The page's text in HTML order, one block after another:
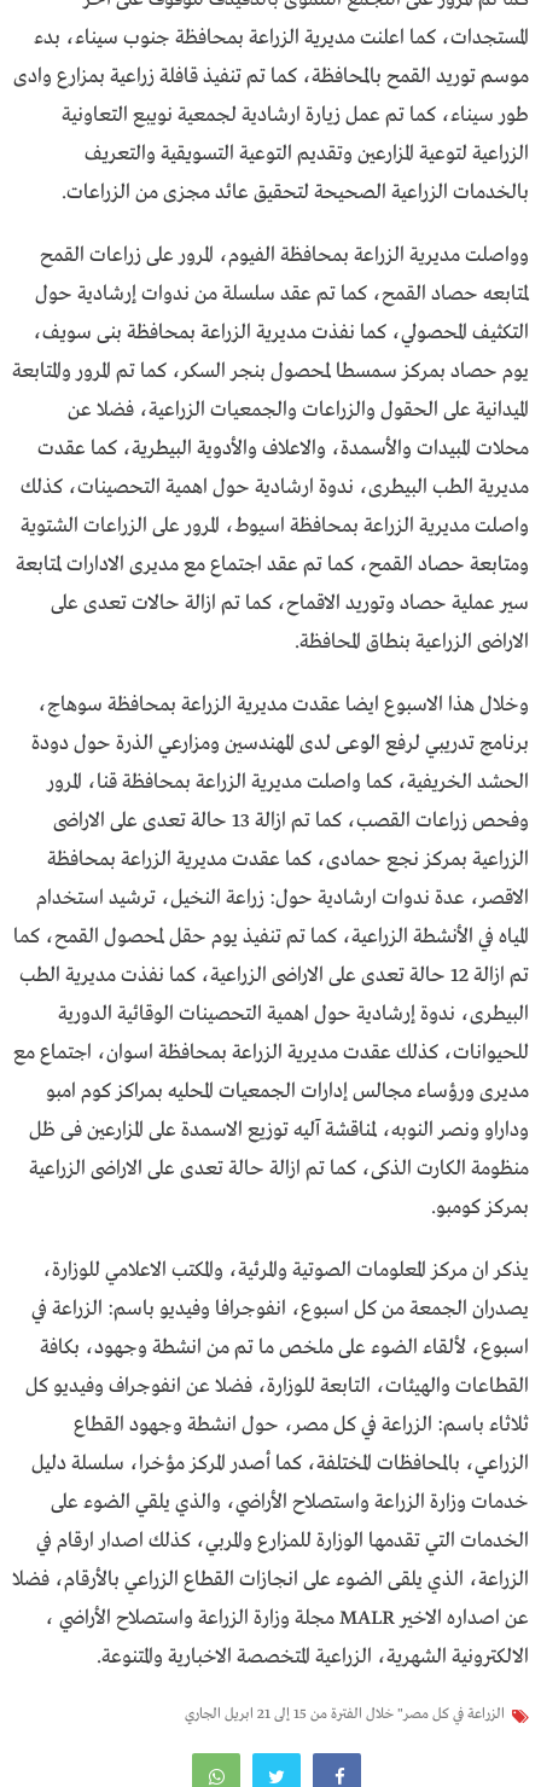
المستجدات، كما اعلنت مديرية الزراعة بمحافظة جنوب سيناء، بدء
موسم توريد القمح بالمحافظة، كما تم تنفيذ قافلة زراعية بمزارع وادى
طور سيناء، كما تم عمل زيارة ارشادية لجمعية نويبع التعاونية
الزراعية لتوعية المزارعين وتقديم التوعية التسويقية والتعريف
بالخدمات الزراعية الصحيحة لتحقيق عائد مجزى من الزراعات.
وواصلت مديرية الزراعة بمحافظة الفيوم، المرور على زراعات القمح
لمتابعه حصاد القمح، كما تم عقد سلسلة من ندوات إرشادية حول
التكثيف المحصولي، كما نفذت مديرية الزراعة بمحافظة بنى سويف،
يوم حصاد بمركز سمسطا لمحصول بنجر السكر، كما تم المرور والمتابعة
الميدانية على الحقول والزراعات والجمعيات الزراعية، فضلا عن
محلات المبيدات والأسمدة، والاعلاف والأدوية البيطرية، كما عقدت
مديرية الطب البيطرى، ندوة ارشادية حول اهمية التحصينات، كذلك
واصلت مديرية الزراعة بمحافظة اسيوط، المرور على الزراعات الشتوية
ومتابعة حصاد القمح، كما تم عقد اجتماع مع مديرى الادارات لمتابعة
سير عملية حصاد وتوريد الاقماح، كما تم ازالة حالات تعدى على
الاراضى الزراعية بنطاق المحافظة.
وخلال هذا الاسبوع ايضا عقدت مديرية الزراعة بمحافظة سوهاج،
برنامج تدريبي لرفع الوعى لدى المهندسين ومزارعي الذرة حول دودة
الحشد الخريفية، كما واصلت مديرية الزراعة بمحافظة قنا، المرور
وفحص زراعات القصب، كما تم ازالة 13 حالة تعدى على الاراضى
الزراعية بمركز نجع حمادى، كما عقدت مديرية الزراعة بمحافظة
الاقصر، عدة ندوات ارشادية حول: زراعة النخيل، ترشيد استخدام
المياه في الأنشطة الزراعية، كما تم تنفيذ يوم حقل لمحصول القمح، كما
تم ازالة 12 حالة تعدى على الاراضى الزراعية، كما نفذت مديرية الطب
البيطرى، ندوة إرشادية حول اهمية التحصينات الوقائية الدورية
للحيوانات، كذلك عقدت مديرية الزراعة بمحافظة اسوان، اجتماع مع
مديرى ورؤساء مجالس إدارات الجمعيات المحليه بمراكز كوم امبو
وداراو ونصر النوبه، لمناقشة آليه توزيع الاسمدة على المزارعين فى ظل
منظومة الكارت الذكى، كما تم ازالة حالة تعدى على الاراضى الزراعية
بمركز كومبو.
يذكر ان مركز المعلومات الصوتية والمرئية، والمكتب الاعلامي للوزارة،
يصدران الجمعة من كل اسبوع، انفوجرافا وفيديو باسم: الزراعة في
اسبوع، لألقاء الضوء على ملخص ما تم من انشطة وجهود، بكافة
القطاعات والهيئات، التابعة للوزارة، فضلا عن انفوجراف وفيديو كل
ثلاثاء باسم: الزراعة في كل مصر، حول انشطة وجهود القطاع
الزراعي، بالمحافظات المختلفة، كما أصدر المركز مؤخرا، سلسلة دليل
خدمات وزارة الزراعة واستصلاح الأراضي، والذي يلقي الضوء على
الخدمات التي تقدمها الوزارة للمزارع والمربي، كذلك اصدار ارقام في
الزراعة، الذي يلقى الضوء على انجازات القطاع الزراعي بالأرقام، فضلا
عن اصداره الاخير MALR مجلة وزارة الزراعة واستصلاح الأراضي ،
الالكترونية الشهرية، الزراعية المتخصصة الاخبارية والمتنوعة.
الزراعة في كل مصر" خلال الفترة من 15 إلى 21 ابريل الجاري